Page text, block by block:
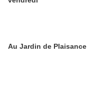
Au Jardin de Plaisance